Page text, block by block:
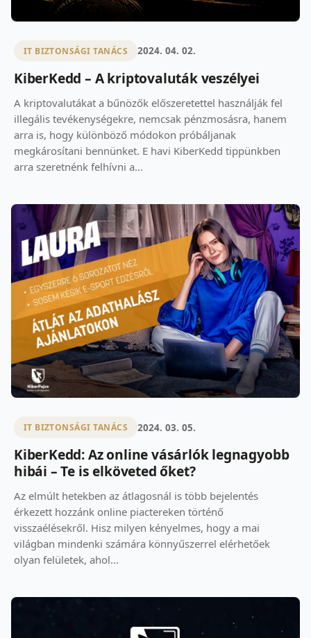
IT BIZTONSÁGI TANÁCS 2024. 04. 02.
KiberKedd – A kriptovaluták veszélyei
A kriptovalutákat a bűnözők előszeretettel használják fel
illegális tevékenységekre, nemcsak pénzmosásra, hanem
arra is, hogy különböző módokon próbáljanak
megkárosítani bennünket. E havi KiberKedd tippünkben
arra szeretnénk felhívni a...
IT BIZTONSÁGI TANÁCS 2024. 03. 05.
KiberKedd: Az online vásárlók legnagyobb
hibái – Te is elköveted őket?
Az elmúlt hetekben az átlagosnál is több bejelentés
érkezett hozzánk online piactereken történő
visszaélésekről. Hisz milyen kényelmes, hogy a mai
világban mindenki számára könnyűszerrel elérhetőek
olyan felületek, ahol...